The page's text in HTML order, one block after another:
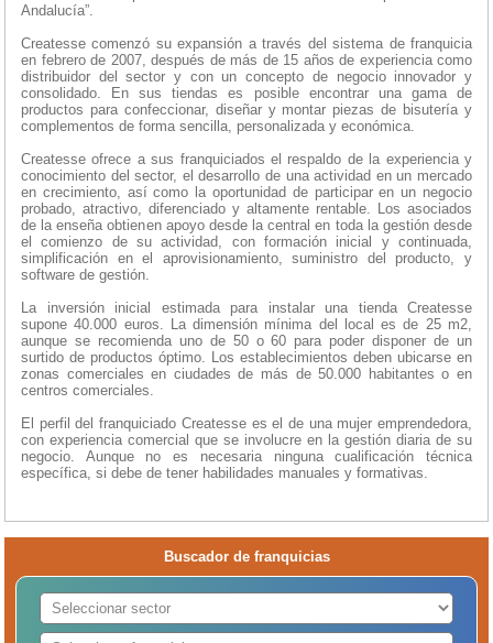
Andalucía”.
Createsse comenzó su expansión a través del sistema de franquicia
en febrero de 2007, después de más de 15 años de experiencia como
distribuidor del sector y con un concepto de negocio innovador y
consolidado. En sus tiendas es posible encontrar una gama de
productos para confeccionar, diseñar y montar piezas de bisutería y
complementos de forma sencilla, personalizada y económica.
Createsse ofrece a sus franquiciados el respaldo de la experiencia y
conocimiento del sector, el desarrollo de una actividad en un mercado
en crecimiento, así como la oportunidad de participar en un negocio
probado, atractivo, diferenciado y altamente rentable. Los asociados
de la enseña obtienen apoyo desde la central en toda la gestión desde
el comienzo de su actividad, con formación inicial y continuada,
simplificación en el aprovisionamiento, suministro del producto, y
software de gestión.
La inversión inicial estimada para instalar una tienda Createsse
supone 40.000 euros. La dimensión mínima del local es de 25 m2,
aunque se recomienda uno de 50 o 60 para poder disponer de un
surtido de productos óptimo. Los establecimientos deben ubicarse en
zonas comerciales en ciudades de más de 50.000 habitantes o en
centros comerciales.
El perfil del franquiciado Createsse es el de una mujer emprendedora,
con experiencia comercial que se involucre en la gestión diaria de su
negocio. Aunque no es necesaria ninguna cualificación técnica
específica, si debe de tener habilidades manuales y formativas.
Buscador de franquicias